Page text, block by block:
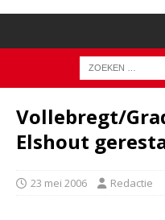
Vollebregt/
Elshout
23 mei 2006 Redactie